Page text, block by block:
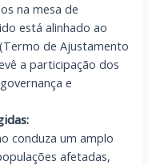
na mesa de
está alinhado ao
de Ajustamento
a participação dos
e
conduza um amplo
afetadas,